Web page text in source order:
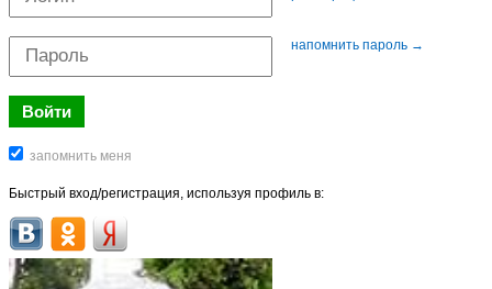
напомнить пароль →
Быстрый вход/регистрация, используя профиль в: